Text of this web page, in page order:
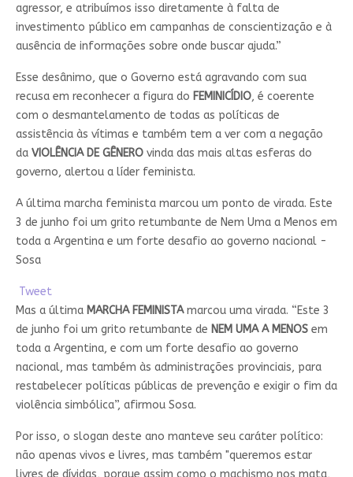
agressor, e atribuímos isso diretamente à falta de
investimento público em campanhas de conscientização e à
ausência de informações sobre onde buscar ajuda.”
Esse desânimo, que o Governo está agravando com sua
recusa em reconhecer a figura do FEMINICÍDIO, é coerente
com o desmantelamento de todas as políticas de
assistência às vítimas e também tem a ver com a negação
da VIOLÊNCIA DE GÊNEROvinda das mais altas esferas do
governo, alertou a líder feminista.
A última marcha feminista marcou um ponto de virada. Este
3 de junho foi um grito retumbante de Nem Uma a Menos em
toda a Argentina e um forte desafio ao governo nacional -
Sosa
Tweet
Mas a última MARCHA FEMINISTAmarcou uma virada. “Este 3
de junho foi um grito retumbante de NEM UMA A MENOSem
toda a Argentina, e com um forte desafio ao governo
nacional, mas também às administrações provinciais, para
restabelecer políticas públicas de prevenção e exigir o fim da
violência simbólica”, afirmou Sosa.
Por isso, o slogan deste ano manteve seu caráter político:
não apenas vivos e livres, mas também "queremos estar
livres de dívidas, porque assim como o machismo nos mata,